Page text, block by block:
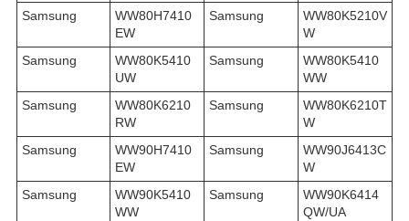
Samsung
WW80H7410
EW
Samsung
WW80K5210V
W
Samsung
WW80K5410
UW
Samsung
WW80K5410
WW
Samsung
WW80K6210
RW
Samsung
WW80K6210T
W
Samsung
WW90H7410
EW
Samsung
WW90J6413C
W
Samsung
WW90K5410
WW
Samsung
WW90K6414
QW/UA